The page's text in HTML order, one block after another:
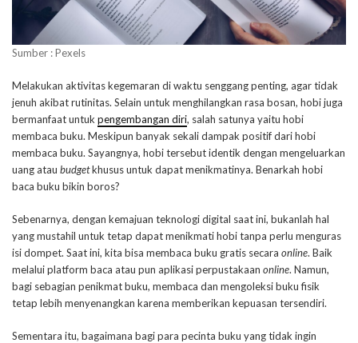
Sumber : Pexels
Melakukan aktivitas kegemaran di waktu senggang penting, agar tidak
jenuh akibat rutinitas. Selain untuk menghilangkan rasa bosan, hobi juga
bermanfaat untuk pengembangan diri, salah satunya yaitu hobi
membaca buku. Meskipun banyak sekali dampak positif dari hobi
membaca buku. Sayangnya, hobi tersebut identik dengan mengeluarkan
uang atau budgetkhusus untuk dapat menikmatinya. Benarkah hobi
baca buku bikin boros?
Sebenarnya, dengan kemajuan teknologi digital saat ini, bukanlah hal
yang mustahil untuk tetap dapat menikmati hobi tanpa perlu menguras
isi dompet. Saat ini, kita bisa membaca buku gratis secara online. Baik
melalui platform baca atau pun aplikasi perpustakaan online. Namun,
bagi sebagian penikmat buku, membaca dan mengoleksi buku fisik
tetap lebih menyenangkan karena memberikan kepuasan tersendiri.
Sementara itu, bagaimana bagi para pecinta buku yang tidak ingin